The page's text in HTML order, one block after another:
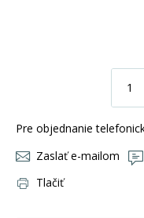
Pre objednanie
Zaslať e-mailom
Tlačiť